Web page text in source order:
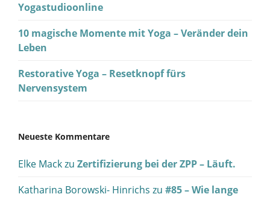
Yogastudioonline
10 magische Momente mit Yoga – Veränder dein
Leben
Restorative Yoga – Resetknopf fürs
Nervensystem
Neueste Kommentare
Elke Mackzu Zertifizierung bei der ZPP – Läuft.
Katharina Borowski- Hinrichs zu #85 – Wie lange